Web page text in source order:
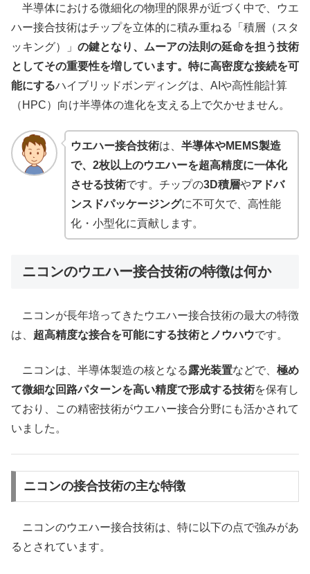
半導体における微細化の物理的限界が近づく中で、ウエ
ハー接合技術はチップを立体的に積み重ねる「積層（スタ
ッキング）」 の鍵となり、ムーアの法則の延命を担う技術
としてその重要性を増しています。特に高密度な接続を可
能にするハイブリッドボンディングは、AIや高性能計算
（HPC）向け半導体の進化を支える上で欠かせません。
ウエハー接合技術は、 半導体やMEMS製造
で、2枚以上のウエハーを超高精度に一体化
させる技術です。チップの3D積層やアドバ
ンスドパッケージングに不可欠で、高性能
化・小型化に貢献します。
ニコンのウエハー接合技術の特徴は何か
ニコンが長年培ってきたウエハー接合技術の最大の特徴
は、 超高精度な接合を可能にする技術とノウハウです。
ニコンは、半導体製造の核となる露光装置などで、 極め
て微細な回路パターンを高い精度で形成する技術を保有し
ており、この精密技術がウエハー接合分野にも活かされて
いました。
ニコンの接合技術の主な特徴
ニコンのウエハー接合技術は、特に以下の点で強みがあ
るとされています。